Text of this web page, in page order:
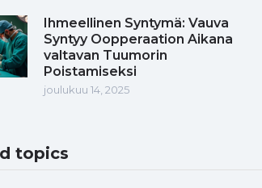
Ihmeellinen Syntymä: Vauva
Syntyy Oopperaation Aikana
valtavan Tuumorin
Poistamiseksi
joulukuu 14, 2025
topics